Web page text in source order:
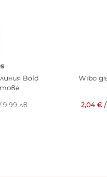
Bold
9,99 лв.
Wibo
2,04 € /